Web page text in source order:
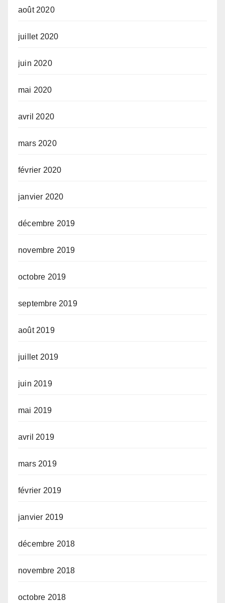
août 2020
juillet 2020
juin 2020
mai 2020
avril 2020
mars 2020
février 2020
janvier 2020
décembre 2019
novembre 2019
octobre 2019
septembre 2019
août 2019
juillet 2019
juin 2019
mai 2019
avril 2019
mars 2019
février 2019
janvier 2019
décembre 2018
novembre 2018
octobre 2018